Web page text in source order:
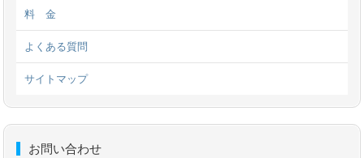
料 金
よくある質問
サイトマップ
お問い合わせ